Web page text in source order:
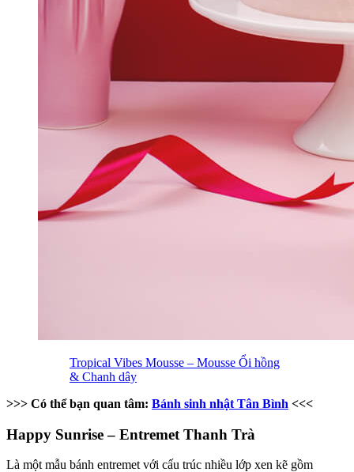
Tropical Vibes Mousse – Mousse Ổi hồng
& Chanh dây
>>> Có thể bạn quan tâm: Bánh sinh nhật Tân Bình <<<
Happy Sunrise – Entremet Thanh Trà
Là một mẫu bánh entremet với cấu trúc nhiều lớp xen kẽ gồm